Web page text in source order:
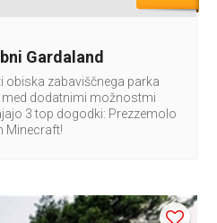
Gardaland
obiska zabaviščnega parka
med dodatnimi možnostmi
3 top dogodki: Prezzemolo
Minecraft!